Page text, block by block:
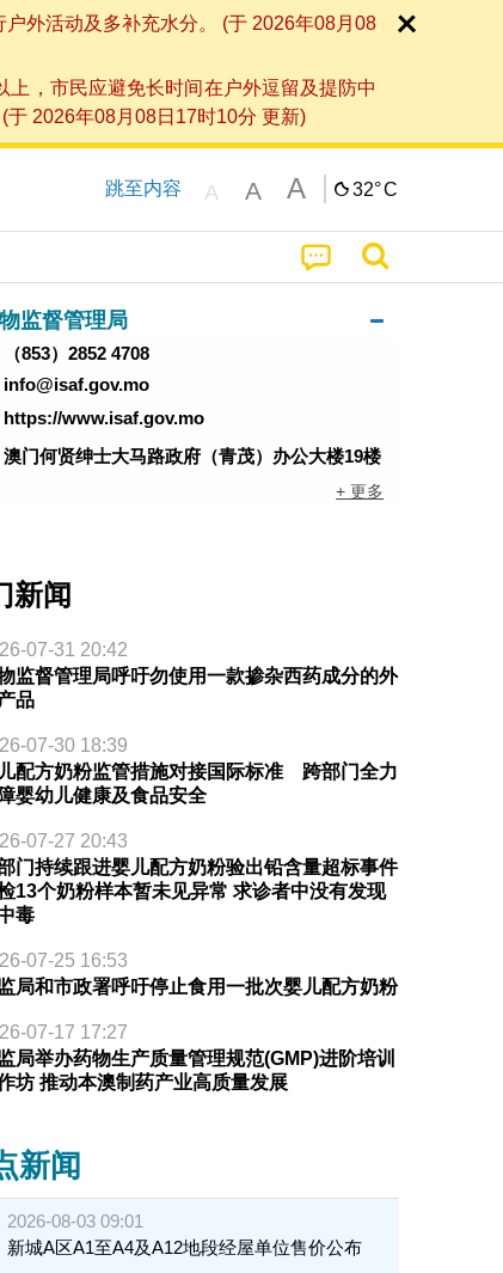
外活动及多补充水分。 (于 2026年08月08
，市民应避免长时间在户外逗留及提防中
2026年08月08日17时10分 更新)
跳至内容 A A A 32°C
监督管理局
（853）2852 4708
info@isaf.gov.mo
https://www.isaf.gov.mo
澳门何贤绅士大马路政府（青茂）办公大楼19楼
+ 更多
新闻
07-31 20:42
监督管理局呼吁勿使用一款掺杂西药成分的外
品
07-30 18:39
配方奶粉监管措施对接国际标准 跨部门全力
婴幼儿健康及食品安全
07-27 20:43
门持续跟进婴儿配方奶粉验出铅含量超标事件
13个奶粉样本暂未见异常 求诊者中没有发现
毒
07-25 16:53
局和市政署呼吁停止食用一批次婴儿配方奶粉
07-17 17:27
局举办药物生产质量管理规范(GMP)进阶培训
坊 推动本澳制药产业高质量发展
新闻
2026-08-03 09:01
新城A区A1至A4及A12地段经屋单位售价公布